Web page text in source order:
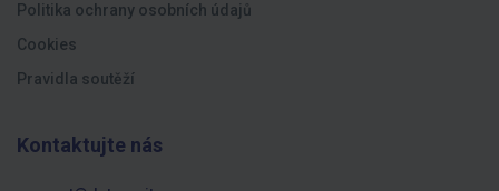
Politika ochrany osobních údajů
Cookies
Pravidla soutěží
Kontaktujte nás